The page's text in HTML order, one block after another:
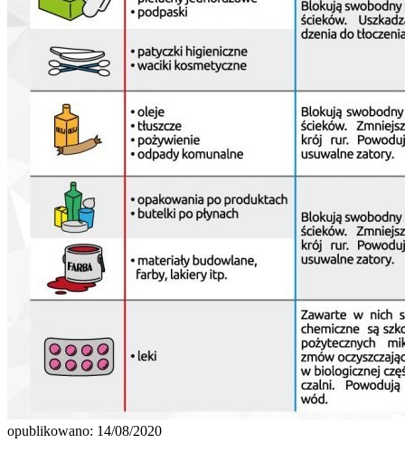
opublikowano: 14/08/2020